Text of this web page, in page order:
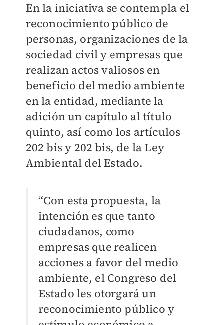
En la iniciativa se contempla el
reconocimiento público de
personas, organizaciones de la
sociedad civil y empresas que
realizan actos valiosos en
beneficio del medio ambiente
en la entidad, mediante la
adición un capítulo al título
quinto, así como los artículos
202 bis y 202 bis, de la Ley
Ambiental del Estado.
“Con esta propuesta, la
intención es que tanto
ciudadanos, como
empresas que realicen
acciones a favor del medio
ambiente, el Congreso del
Estado les otorgará un
reconocimiento público y